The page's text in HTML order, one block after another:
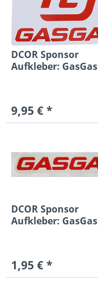
DCOR Sponsor
Aufkleber: GasGas
9,95 € *
DCOR Sponsor
Aufkleber: GasGas
1,95 € *